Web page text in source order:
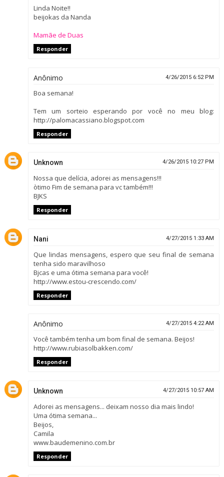
Linda Noite!!
beijokas da Nanda
Mamãe de Duas
Responder
Anônimo 4/26/2015 6:52 PM
Boa semana!
Tem um sorteio esperando por você no meu blog:
http://palomacassiano.blogspot.com
Responder
Unknown 4/26/2015 10:27 PM
Nossa que delícia, adorei as mensagens!!!
òtimo Fim de semana para vc também!!!
BJKS
Responder
Nani 4/27/2015 1:33 AM
Que lindas mensagens, espero que seu final de semana
tenha sido maravilhoso
Bjcas e uma ótima semana para você!
http://www.estou-crescendo.com/
Responder
Anônimo 4/27/2015 4:22 AM
Você também tenha um bom final de semana. Beijos!
http://www.rubiasolbakken.com/
Responder
Unknown 4/27/2015 10:57 AM
Adorei as mensagens... deixam nosso dia mais lindo!
Uma ótima semana...
Beijos,
Camila
www.baudemenino.com.br
Responder